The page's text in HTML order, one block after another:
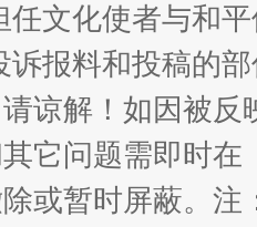
、白藏房 除
任文化使者与和
诉报料和投稿的
谅解！如因被
它问题需即时在
或暂时屏蔽。